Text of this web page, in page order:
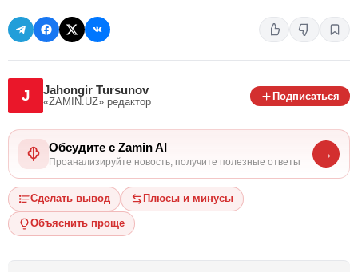
J Jahongir Tursunov
«ZAMIN.UZ» редактор
Подписаться
Обсудите с Zamin AI
Проанализируйте новость, получите полезные ответы
→
Сделать вывод Плюсы и минусы
Объяснить проще